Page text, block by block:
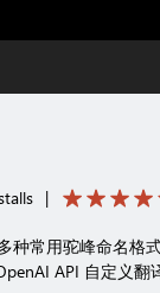
|
常用驼峰命名格式
API 自定义翻